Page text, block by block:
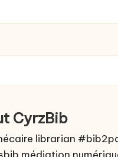
CyrzBib
librarian